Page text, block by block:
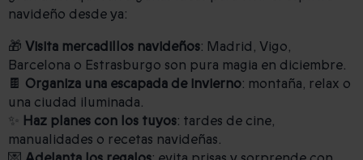
navideño desde ya:
🎁 Visita mercadillos navideños: Madrid, Vigo,
Barcelona o Estrasburgo son pura magia en diciembre.
🍫 Organiza una escapada de invierno: montaña, relax o
una ciudad iluminada.
✨ Haz planes con los tuyos: tardes de cine,
manualidades o recetas navideñas.